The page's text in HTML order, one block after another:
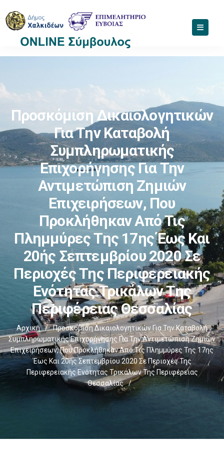
Προσκόμιση Δικαιολογητικών
Για Την Καταβολή
Συμπληρωματικής
Επιχορήγησης Για Την
Αντιμετώπιση Ζημιών
Επιχειρήσεων, Που
Προκλήθηκαν Από Τις
Πλημμύρες Της 17ης Έως Και
20ής Σεπτεμβρίου 2020 Σε
Περιοχές Της Περιφερειακής
Ενότητας Τρικάλων Της
Περιφέρειας Θεσσαλίας
Αρχική /
Προσκόμιση Δικαιολογητικών Για Την Καταβολή
Συμπληρωματικής Επιχορήγησης Για Την Αντιμετώπιση Ζημιών
Επιχειρήσεων, Που Προκλήθηκαν Από Τις Πλημμύρες Της 17ης
Έως Και 20ής Σεπτεμβρίου 2020 Σε Περιοχές Της
Περιφερειακής Ενότητας Τρικάλων Της Περιφέρειας
Θεσσαλίας
/